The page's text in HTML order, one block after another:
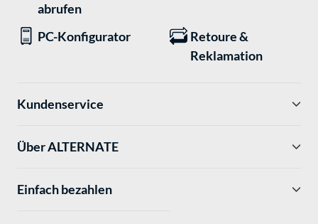
abrufen
PC-Konfigurator
Retoure &
Reklamation
Kundenservice
Über ALTERNATE
Einfach bezahlen